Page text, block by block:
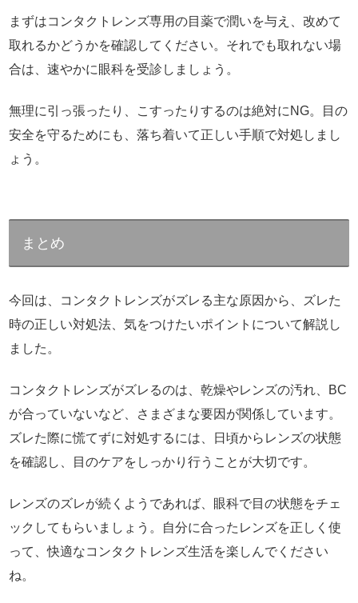
まずはコンタクトレンズ専用の目薬で潤いを与え、改めて
取れるかどうかを確認してください。それでも取れない場
合は、速やかに眼科を受診しましょう。
無理に引っ張ったり、こすったりするのは絶対にNG。目の
安全を守るためにも、落ち着いて正しい手順で対処しまし
ょう。
まとめ
今回は、コンタクトレンズがズレる主な原因から、ズレた
時の正しい対処法、気をつけたいポイントについて解説し
ました。
コンタクトレンズがズレるのは、乾燥やレンズの汚れ、BC
が合っていないなど、さまざまな要因が関係しています。
ズレた際に慌てずに対処するには、日頃からレンズの状態
を確認し、目のケアをしっかり行うことが大切です。
レンズのズレが続くようであれば、眼科で目の状態をチェ
ックしてもらいましょう。自分に合ったレンズを正しく使
って、快適なコンタクトレンズ生活を楽しんでください
ね。